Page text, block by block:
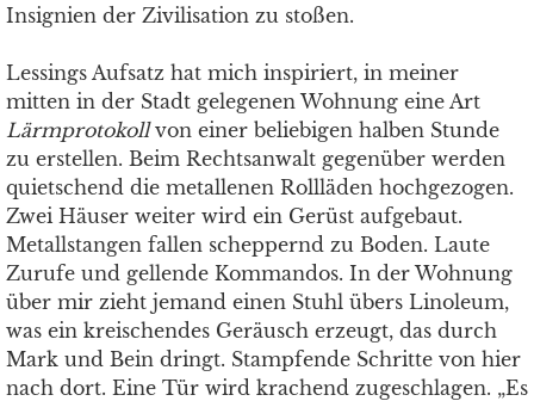
Insignien der Zivilisation zu stoßen.
Lessings Aufsatz hat mich inspiriert, in meiner
mitten in der Stadt gelegenen Wohnung eine Art
Lärmprotokollvon einer beliebigen halben Stunde
zu erstellen. Beim Rechtsanwalt gegenüber werden
quietschend die metallenen Rollläden hochgezogen.
Zwei Häuser weiter wird ein Gerüst aufgebaut.
Metallstangen fallen scheppernd zu Boden. Laute
Zurufe und gellende Kommandos. In der Wohnung
über mir zieht jemand einen Stuhl übers Linoleum,
was ein kreischendes Geräusch erzeugt, das durch
Mark und Bein dringt. Stampfende Schritte von hier
nach dort. Eine Tür wird krachend zugeschlagen. „Es